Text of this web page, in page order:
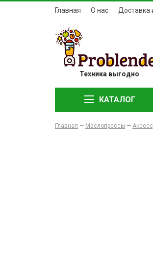
Главная О нас Доставка
Техника выгодно
КАТАЛОГ
Главная — Маслопрессы —